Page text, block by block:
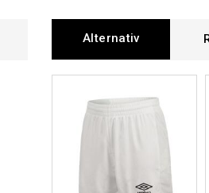
Alternativ